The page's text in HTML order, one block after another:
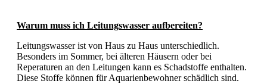
Warum muss ich Leitungswasser aufbereiten?
Leitungswasser ist von Haus zu Haus unterschiedlich.
Besonders im Sommer, bei älteren Häusern oder bei
Reperaturen an den Leitungen kann es Schadstoffe enthalten.
Diese Stoffe können für Aquarienbewohner schädlich sind.